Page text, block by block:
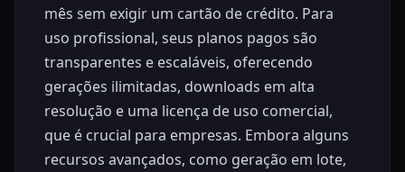
mês sem exigir um cartão de crédito. Para
uso profissional, seus planos pagos são
transparentes e escaláveis, oferecendo
gerações ilimitadas, downloads em alta
resolução e uma licença de uso comercial,
que é crucial para empresas. Embora alguns
recursos avançados, como geração em lote,